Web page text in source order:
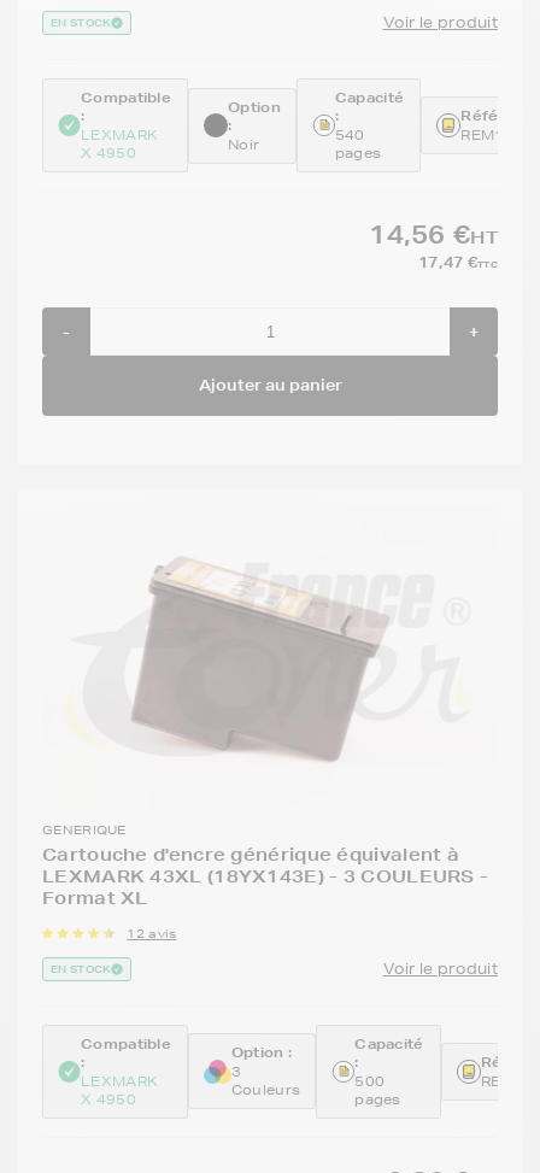
EN STOCK Voir le produit
Compatible
:
LEXMARK
X 4950
Option
:
Noir
Capacité
:
540
pages
14,56 €HT
17,47 €TTC
- +
Ajouter au panier
GENERIQUE
Cartouche d'encre générique équivalent à
LEXMARK 43XL (18YX143E) - 3 COULEURS -
Format XL
12 avis
EN STOCK Voir le produit
Compatible
:
LEXMARK
X 4950
Option :
3
Couleurs
Capacité
:
500
pages